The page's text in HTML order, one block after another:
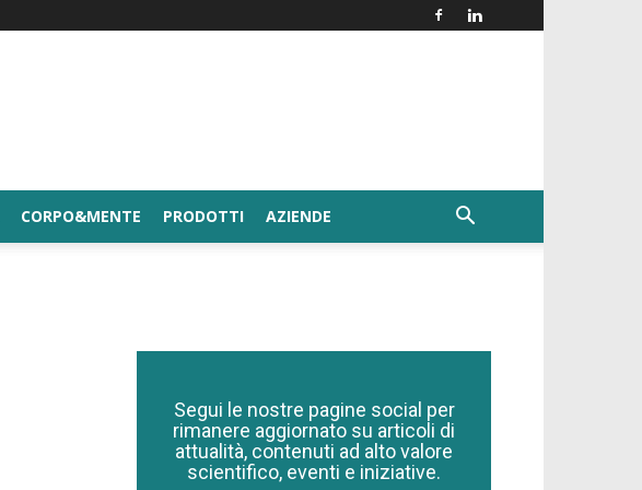
CORPO&MENTE PRODOTTI AZIENDE
Segui le nostre pagine social per
rimanere aggiornato su articoli di
attualità, contenuti ad alto valore
scientifico, eventi e iniziative.